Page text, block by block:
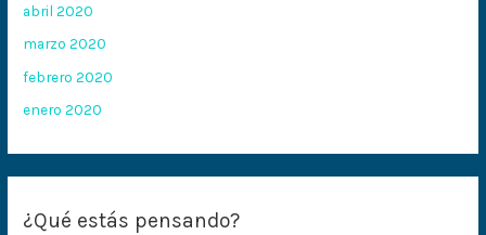
abril 2020
marzo 2020
febrero 2020
enero 2020
¿Qué estás pensando?